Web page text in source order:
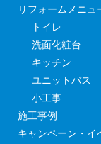
リフォームメニュ
トイレ
洗面化粧台
キッチン
ユニットバス
小工事
施工事例
キャンペーン・イ